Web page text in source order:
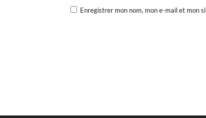
Enregistrer mon nom, mon e-mail et mon